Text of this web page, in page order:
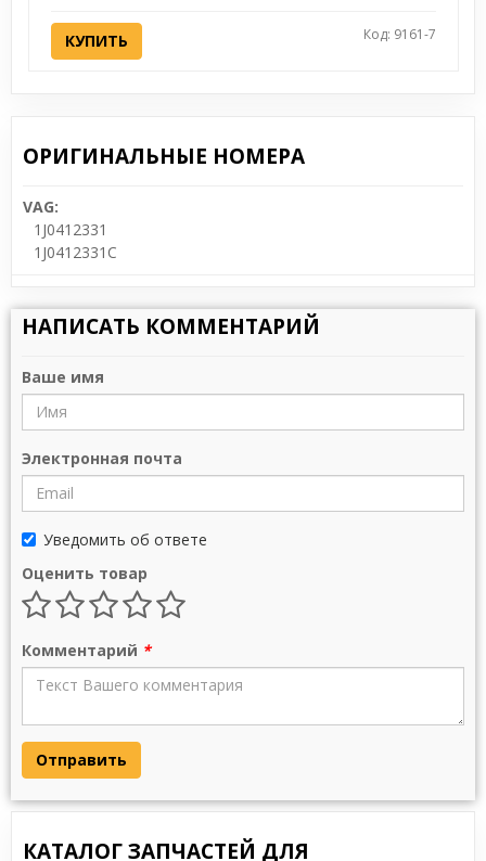
КУПИТЬ Код: 9161-7
ОРИГИНАЛЬНЫЕ НОМЕРА
VAG:
1J0412331
1J0412331C
НАПИСАТЬ КОММЕНТАРИЙ
Ваше имя
Электронная почта
Уведомить об ответе
Оценить товар
Комментарий *
Отправить
КАТАЛОГ ЗАПЧАСТЕЙ ДЛЯ